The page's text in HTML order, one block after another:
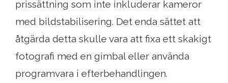
prissättning som inte inkluderar kameror
med bildstabilisering. Det enda sättet att
åtgärda detta skulle vara att fixa ett skakigt
fotografi med en gimbal eller använda
programvara i efterbehandlingen.